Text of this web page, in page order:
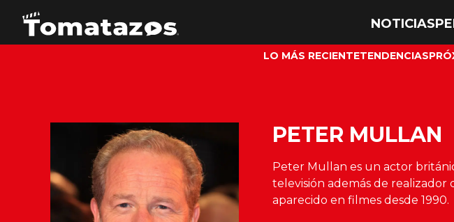
NOTICIAS
LO MÁS RECIENTETENDENCIAS
PETER MULLAN
Peter Mullan es un actor
televisión además de realizador
aparecido en filmes desde 1990.